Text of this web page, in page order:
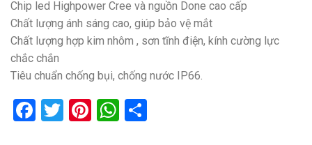
Chip led Highpower Cree và nguồn Done cao cấp
Chất lượng ánh sáng cao, giúp bảo vệ mắt
Chất lượng hợp kim nhôm , sơn tĩnh điện, kính cường lực
chắc chắn
Tiêu chuẩn chống bụi, chống nước IP66.
Facebook
Twitter
Pinterest
WhatsApp